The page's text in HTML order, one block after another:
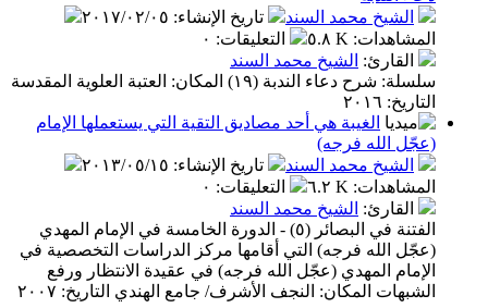
محمد السند
تاريخ الإنشاء :٢٠١٧/٠٢/٠٥
٥.٨ K التعليقات:٠
الشيخ محمد السند
سلسلة: شرح دعاء الندبة (١٩) المكان: العتبة العلوية المقدسة
الغيبة هي أحد مصاديق التقية التي يستعملها الإمام
فرجه)
محمد السند
تاريخ الإنشاء :٢٠١٣/٠٥/١٥
٦.٢ K التعليقات:٠
الشيخ محمد السند
الفتنة في البصائر (٥) - الدورة الخامسة في الإمام المهدي
فرجه) التي أقامها مركز الدراسات التخصصية في
المهدي (عجّل الله فرجه) في عقيدة الانتظار ورفع
المكان: النجف الأشرف/ جامع الهندي التاريخ: ٢٠٠٧